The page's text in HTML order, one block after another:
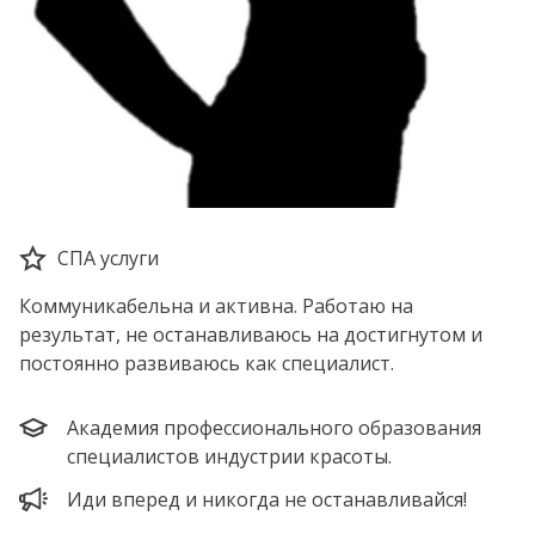
СПА услуги
Коммуникабельна и активна. Работаю на
результат, не останавливаюсь на достигнутом и
постоянно развиваюсь как специалист.
Академия профессионального образования
специалистов индустрии красоты.
Иди вперед и никогда не останавливайся!